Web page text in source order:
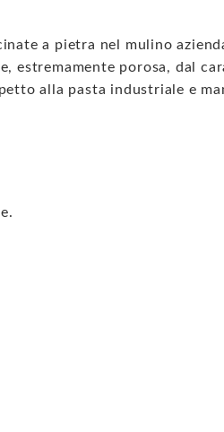
a pietra nel mulino
estremamente porosa, dal
alla pasta industriale e